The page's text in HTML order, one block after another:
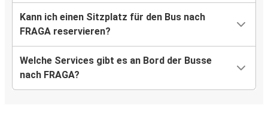
Kann ich einen Sitzplatz für den Bus nach
FRAGA reservieren?
Welche Services gibt es an Bord der Busse
nach FRAGA?